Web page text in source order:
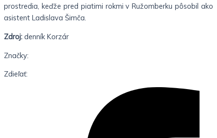
prostredia, keďže pred piatimi rokmi v Ružomberku pôsobil ako
asistent Ladislava Šimča.
Zdroj: denník Korzár
Značky:
Zdieľať: